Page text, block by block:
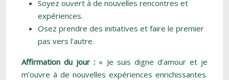
Soyez ouvert à de nouvelles rencontres et
expériences.
Osez prendre des initiatives et faire le premier
pas vers l’autre.
Affirmation du jour : « Je suis digne d’amour et je
m’ouvre à de nouvelles expériences enrichissantes.